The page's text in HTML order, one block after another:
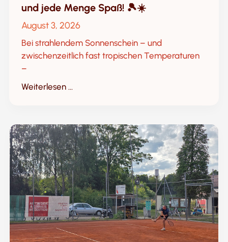
und jede Menge Spaß! 🎾☀️
August 3, 2026
Bei strahlendem Sonnenschein – und
zwischenzeitlich fast tropischen Temperaturen
–
Weiterlesen ...